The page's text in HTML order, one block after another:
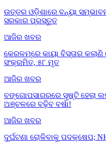
ଉତ୍ତର ଓଡ଼ିଶାରେ ବନ୍ୟା
ସରକାର ପ୍ରସ୍ତୁତ
ଆଜିର ଖବର
କେରଳମ୍‌ରେ କାୟା ବିସ୍ତାର
ସଂକ୍ରମିତ, ୫୮ ମୃତ
ଆଜିର ଖବର
ବଙ୍ଗୋପସାଗରରେ ସୃଷ୍ଟି ହେଲା
ଅଞ୍ଚଳରେ ବଢ଼ିବ ବର୍ଷା!
ଆଜିର ଖବର
ଦୁର୍ଘଟଣା ରୋକିବାକୁ ପଦକ୍ଷେପ;